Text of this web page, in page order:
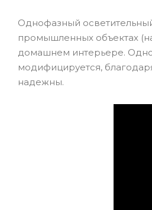
Однофазный
промышленных объектах
домашнем интерьере.
модифицируется,
надежны.